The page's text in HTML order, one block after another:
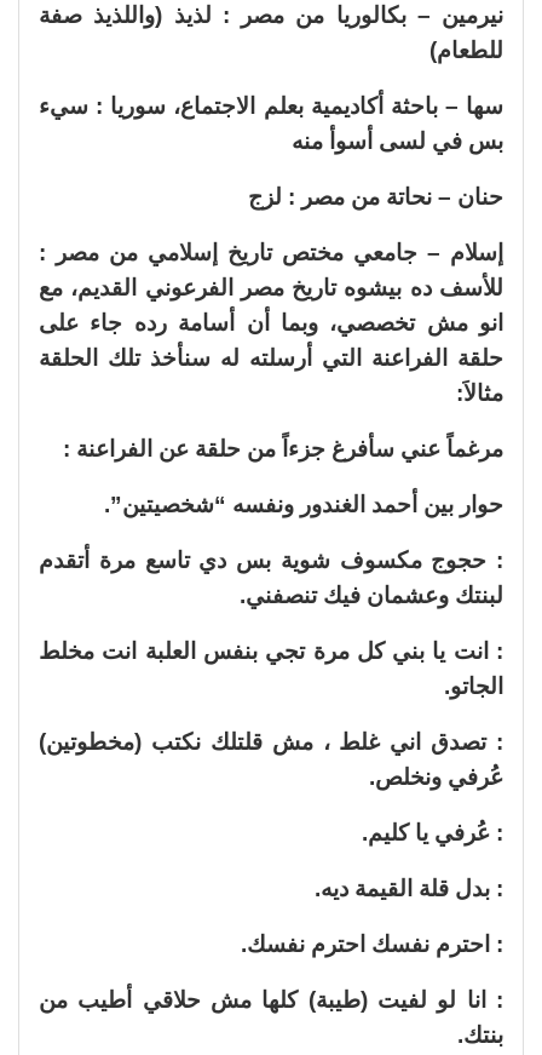
نيرمين – بكالوريا من مصر : لذيذ (واللذيذ صفة
للطعام)
سها – باحثة أكاديمية بعلم الاجتماع، سوريا : سيء
بس في لسى أسوأ منه
حنان – نحاتة من مصر : لزج
إسلام – جامعي مختص تاريخ إسلامي من مصر :
للأسف ده بيشوه تاريخ مصر الفرعوني القديم، مع
انو مش تخصصي، وبما أن أسامة رده جاء على
حلقة الفراعنة التي أرسلته له سنأخذ تلك الحلقة
مثالاَ:
مرغماً عني سأفرغ جزءاً من حلقة عن الفراعنة :
حوار بين أحمد الغندور ونفسه “شخصيتين”.
: حجوج مكسوف شوية بس دي تاسع مرة أتقدم
لبنتك وعشمان فيك تنصفني.
: انت يا بني كل مرة تجي بنفس العلبة انت مخلط
الجاتو.
: تصدق اني غلط ، مش قلتلك نكتب (مخطوتين)
عُرفي ونخلص.
: عُرفي يا كليم.
: بدل قلة القيمة ديه.
: احترم نفسك احترم نفسك.
: انا لو لفيت (طيبة) كلها مش حلاقي أطيب من
بنتك.